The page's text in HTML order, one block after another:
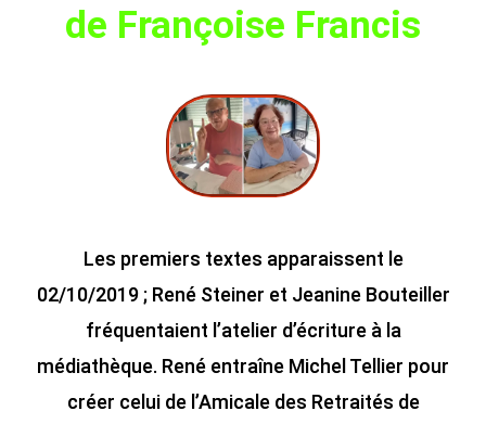
de Françoise Francis
Les premiers textes apparaissent le
02/10/2019 ; René Steiner et Jeanine Bouteiller
fréquentaient l’atelier d’écriture à la
médiathèque. René entraîne Michel Tellier pour
créer celui de l’Amicale des Retraités de